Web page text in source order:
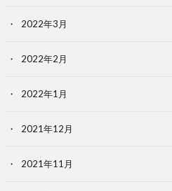
2022年3月
2022年2月
2022年1月
2021年12月
2021年11月